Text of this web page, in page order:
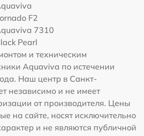
F2
7310
Pearl
и техническим
Aquaviva по истечении
Наш центр в Санкт-
независимо и не имеет
от производителя. Цены
на сайте, носят исключительно
и не являются публичной